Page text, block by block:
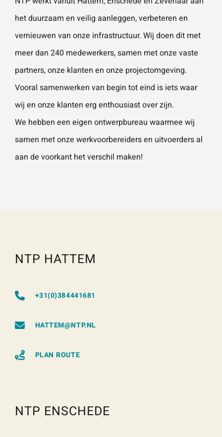
het duurzaam en veilig aanleggen, verbeteren en
vernieuwen van onze infrastructuur. Wij doen dit met
meer dan 240 medewerkers, samen met onze vaste
partners, onze klanten en onze projectomgeving.
Vooral samenwerken van begin tot eind is iets waar
wij en onze klanten erg enthousiast over zijn.
We hebben een eigen ontwerpbureau waarmee wij
samen met onze werkvoorbereiders en uitvoerders al
aan de voorkant het verschil maken!
NTP HATTEM
+31(0)384441681
HATTEM@NTP.NL
PLAN ROUTE
NTP ENSCHEDE